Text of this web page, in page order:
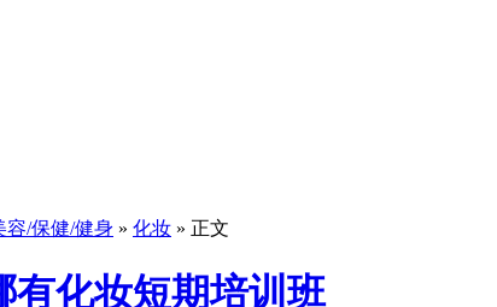
容/保健/健身 » 化妆 » 正文
有化妆短期培训班